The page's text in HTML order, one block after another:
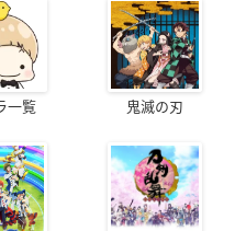
一覧 鬼滅の刃